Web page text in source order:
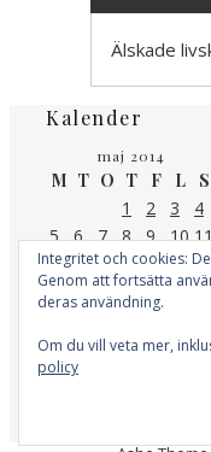
Älskade
Kalender
maj 2014
M T O T F L
S
1
2 3
4
5
6 7 8 9 10
12 13 14 15 16 17
19 20 21 22 23 24 25
30
« apr jun »
Integritet och cookies:
Genom att fortsätta
deras användning.
Om du vill veta mer,
policy